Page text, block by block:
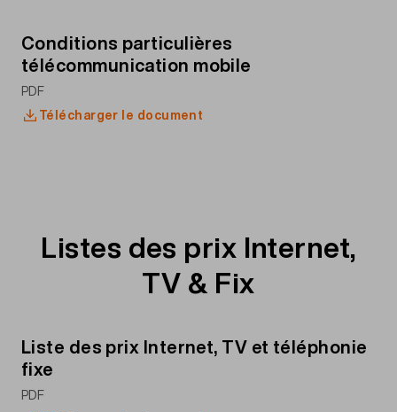
Conditions particulières
télécommunication mobile
PDF
Télécharger le document
Listes des prix Internet,
TV & Fix
Liste des prix Internet, TV et téléphonie
fixe
PDF